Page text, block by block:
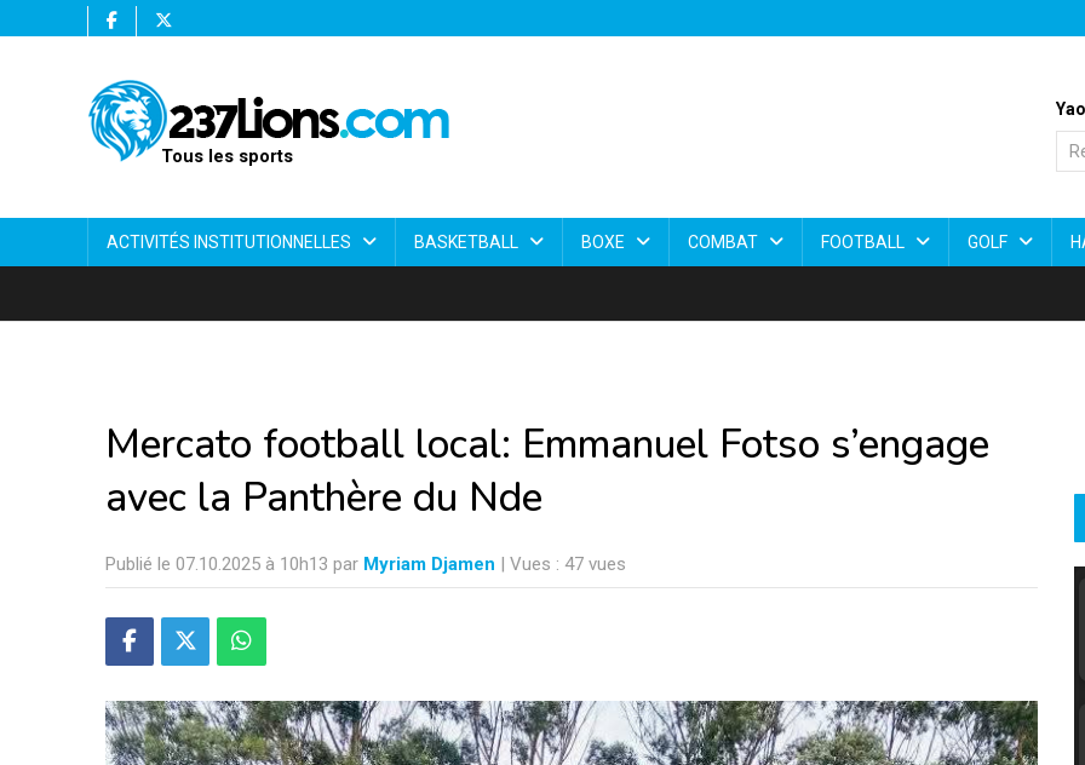
Tous les sports
ACTIVITÉS INSTITUTIONNELLES BASKETBALL BOXE COMBAT FOOTBALL GOLF
Mercato football local: Emmanuel Fotso s’engage
avec la Panthère du Nde
Publié le 07.10.2025 à 10h13 par Myriam Djamen | Vues : 47 vues